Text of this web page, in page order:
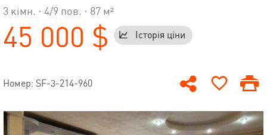
3 кімн. · 4/9 пов. · 87 м²
45 000 $ Історія ціни
Номер: SF-3-214-960